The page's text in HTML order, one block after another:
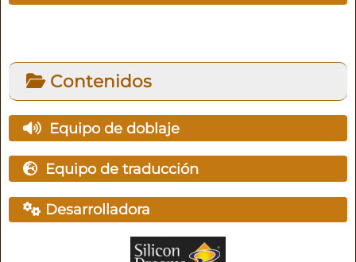
Contenidos
Equipo de doblaje
Equipo de traducción
Desarrolladora